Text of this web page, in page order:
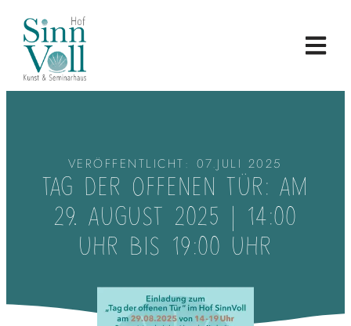
VERÖFFENTLICHT: 07.JULI 2025
TAG DER OFFENEN TÜR: AM
29. AUGUST 2025 | 14:00
UHR BIS 19:00 UHR